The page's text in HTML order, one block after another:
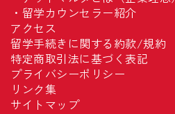
・ 留学カウンセラー紹介
アクセス
留学手続きに関する約款/規約
特定商取引法に基づく表記
プライバシーポリシー
リンク集
サイトマップ